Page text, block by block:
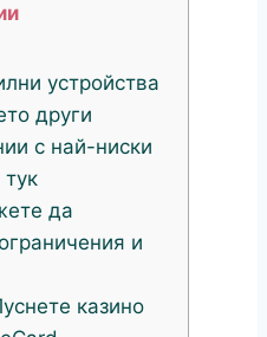
устройства
други
с най-ниски
да
и
казино